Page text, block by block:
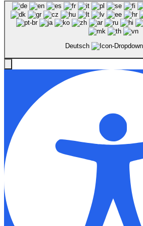
Deutsch